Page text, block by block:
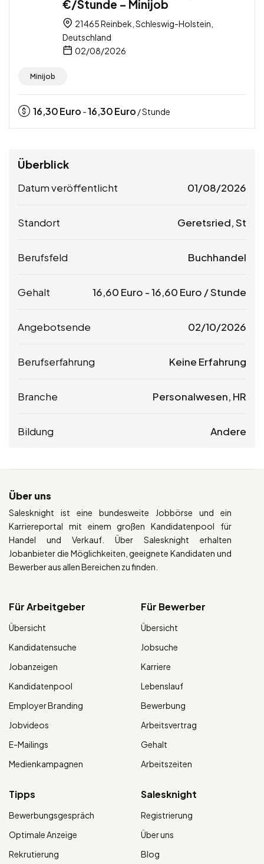
€/Stunde – Minijob
21465 Reinbek, Schleswig-Holstein,
Deutschland
02/08/2026
Minijob
16,30Euro -16,30Euro / Stunde
Überblick
Datum veröffentlicht 01/08/2026
Standort Geretsried, St
Berufsfeld Buchhandel
Gehalt 16,60 Euro -16,60 Euro / Stunde
Angebotsende 02/10/2026
Berufserfahrung Keine Erfahrung
Branche Personalwesen, HR
Bildung Andere
Über uns
Salesknight ist eine bundesweite Jobbörse und ein
Karriereportal mit einem großen Kandidatenpool für
Handel und Verkauf. Über Salesknight erhalten
Jobanbieter die Möglichkeiten, geeignete Kandidaten und
Bewerber aus allen Bereichen zu finden.
Für Arbeitgeber
Übersicht
Kandidatensuche
Jobanzeigen
Kandidatenpool
Employer Branding
Jobvideos
E-Mailings
Medienkampagnen
Für Bewerber
Übersicht
Jobsuche
Karriere
Lebenslauf
Bewerbung
Arbeitsvertrag
Gehalt
Arbeitszeiten
Tipps
Bewerbungsgespräch
Optimale Anzeige
Rekrutierung
Salesknight
Registrierung
Über uns
Blog